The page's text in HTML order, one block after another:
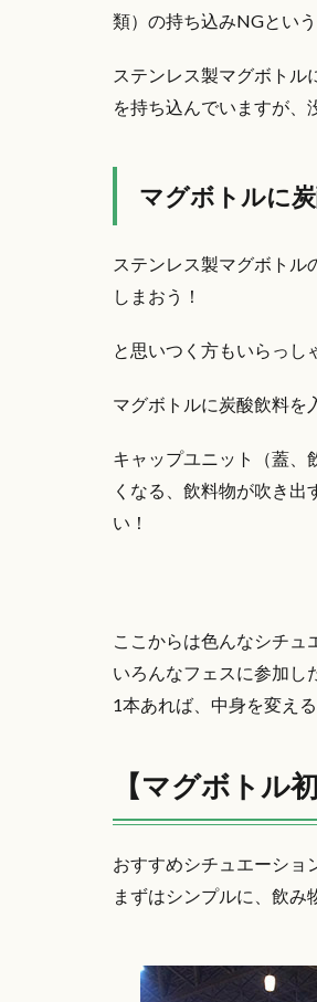
類）の持ち込みNGとい
ステンレス製マグボトル
を持ち込んでいますが、
マグボトルに
ステンレス製マグボトル
しまおう！
と思いつく方もいらっし
マグボトルに炭酸飲料を
キャップユニット（蓋、
くなる、飲料物が吹き
い！
ここからは色んなシチュ
いろんなフェスに参加し
1本あれば、中身を変え
【マグボトル
おすすめシチュエーショ
まずはシンプルに、飲み